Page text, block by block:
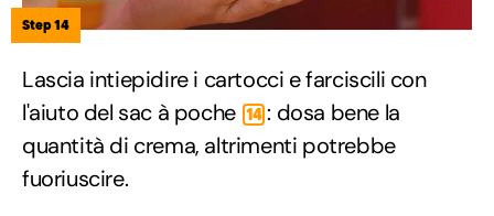
Step 14
Lascia intiepidire i cartocci e farciscili con
l'aiuto del sac à poche 14 : dosa bene la
quantità di crema, altrimenti potrebbe
fuoriuscire.